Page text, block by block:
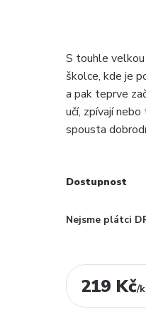
S touhle
školce, kde je
a pak teprve
učí, zpívají
spousta
Dostupnost
Nejsme plátci
219 Kč/